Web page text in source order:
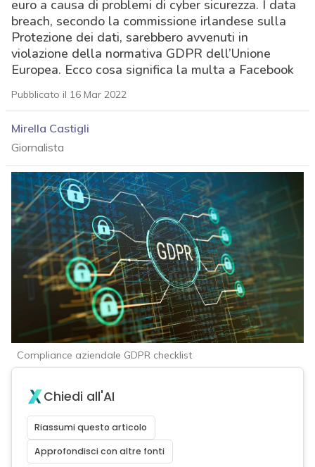
euro a causa di problemi di cyber sicurezza. I data
breach, secondo la commissione irlandese sulla
Protezione dei dati, sarebbero avvenuti in
violazione della normativa GDPR dell’Unione
Europea. Ecco cosa significa la multa a Facebook
Pubblicato il 16 Mar 2022
Mirella Castigli
Giornalista
Compliance aziendale GDPR checklist
Chiedi all'AI
Riassumi questo articolo
Approfondisci con altre fonti